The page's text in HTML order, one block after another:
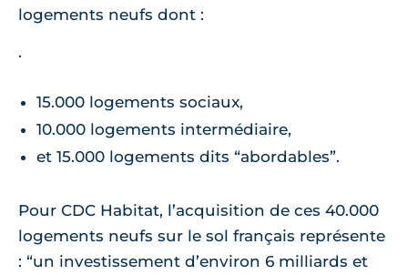
logements neufs dont :
.
15.000 logements sociaux,
10.000 logements intermédiaire,
et 15.000 logements dits “abordables”.
Pour CDC Habitat, l’acquisition de ces 40.000
logements neufs sur le sol français représente
: “un investissement d’environ 6 milliards et